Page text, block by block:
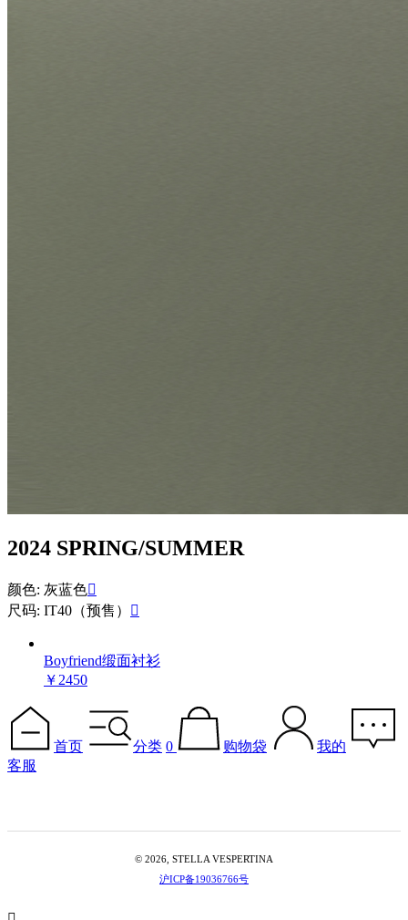
2024 SPRING/SUMMER
颜色: 灰蓝色
尺码: IT40（预售）

Boyfriend缎面衬衫
￥2450
首页 分类 0 购物袋
我的
客服
© 2026, STELLA VESPERTINA
沪ICP备19036766号